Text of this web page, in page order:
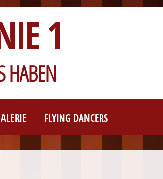
1
FLYING DANCERS